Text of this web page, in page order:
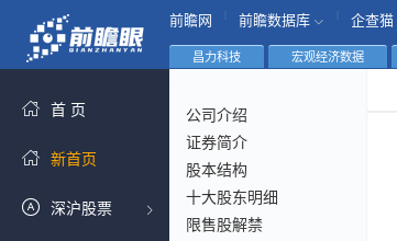
前瞻网 前瞻数据库 企查猫
首 页
新首页
深沪股票
昌力科技 宏观经济数据
公司介绍
证券简介
股本结构
十大股东明细
限售股解禁